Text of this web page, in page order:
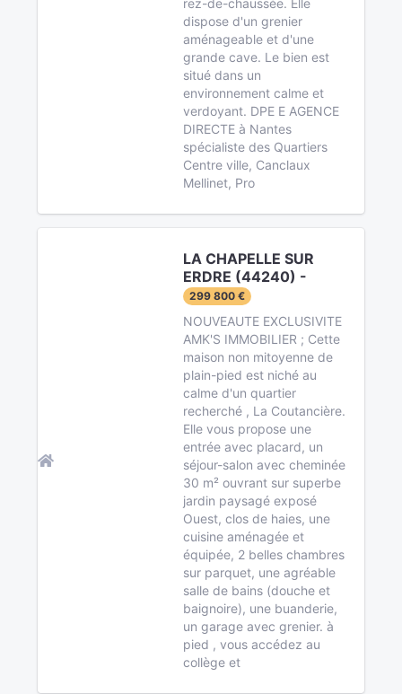
rez-de-chaussée. Elle
dispose d'un grenier
aménageable et d'une
grande cave. Le bien est
situé dans un
environnement calme et
verdoyant. DPE E AGENCE
DIRECTE à Nantes
spécialiste des Quartiers
Centre ville, Canclaux
Mellinet, Pro
LA CHAPELLE SUR
ERDRE (44240) -
299 800 €
NOUVEAUTE EXCLUSIVITE
AMK'S IMMOBILIER ; Cette
maison non mitoyenne de
plain-pied est niché au
calme d'un quartier
recherché , La Coutancière.
Elle vous propose une
entrée avec placard, un
séjour-salon avec cheminée
30 m² ouvrant sur superbe
jardin paysagé exposé
Ouest, clos de haies, une
cuisine aménagée et
équipée, 2 belles chambres
sur parquet, une agréable
salle de bains (douche et
baignoire), une buanderie,
un garage avec grenier. à
pied , vous accédez au
collège et